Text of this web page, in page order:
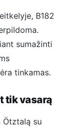
B182
sumažinti
tinkamas.
tik vasarą
Ötztalą su